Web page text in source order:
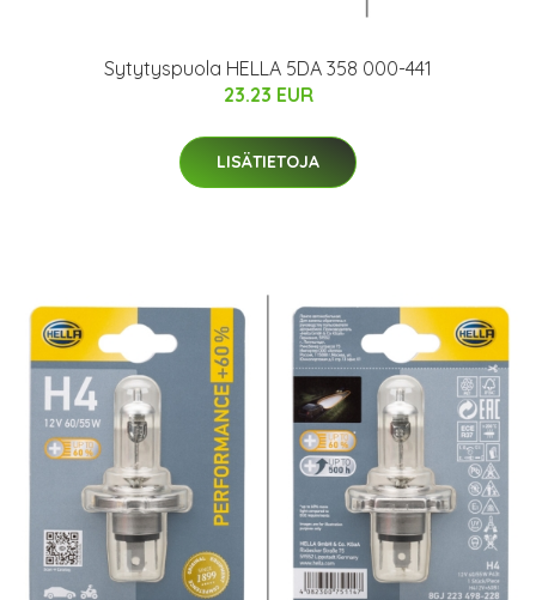
Sytytyspuola HELLA 5DA 358 000-441
23.23 EUR
LISÄTIETOJA